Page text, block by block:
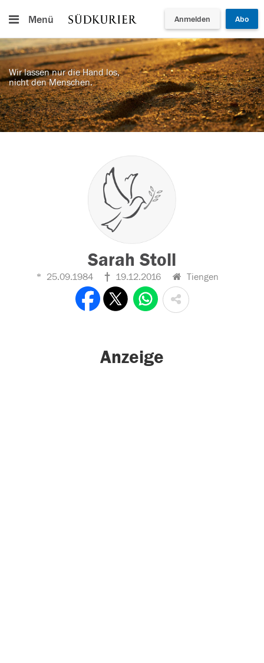
Menü Anmelden Abo
Wir lassen nur die Hand los,
nicht den Menschen.
Sarah Stoll
25.09.1984 19.12.2016 Tiengen
Anzeige